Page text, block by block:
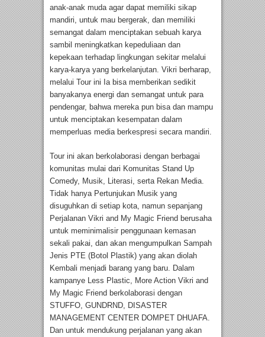
anak-anak muda agar dapat memiliki sikap
mandiri, untuk mau bergerak, dan memiliki
semangat dalam menciptakan sebuah karya
sambil meningkatkan kepeduliaan dan
kepekaan terhadap lingkungan sekitar melalui
karya-karya yang berkelanjutan. Vikri berharap,
melalui Tour ini Ia bisa memberikan sedikit
banyakanya energi dan semangat untuk para
pendengar, bahwa mereka pun bisa dan mampu
untuk menciptakan kesempatan dalam
memperluas media berkespresi secara mandiri.
Tour ini akan berkolaborasi dengan berbagai
komunitas mulai dari Komunitas Stand Up
Comedy, Musik, Literasi, serta Rekan Media.
Tidak hanya Pertunjukan Musik yang
disuguhkan di setiap kota, namun sepanjang
Perjalanan Vikri and My Magic Friend berusaha
untuk meminimalisir penggunaan kemasan
sekali pakai, dan akan mengumpulkan Sampah
Jenis PTE (Botol Plastik) yang akan diolah
Kembali menjadi barang yang baru. Dalam
kampanye Less Plastic, More Action Vikri and
My Magic Friend berkolaborasi dengan
STUFFO, GUNDRND, DISASTER
MANAGEMENT CENTER DOMPET DHUAFA.
Dan untuk mendukung perjalanan yang akan